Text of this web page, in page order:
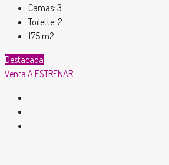
Camas: 3
Toilette: 2
175m2
Destacada
Venta A ESTRENAR